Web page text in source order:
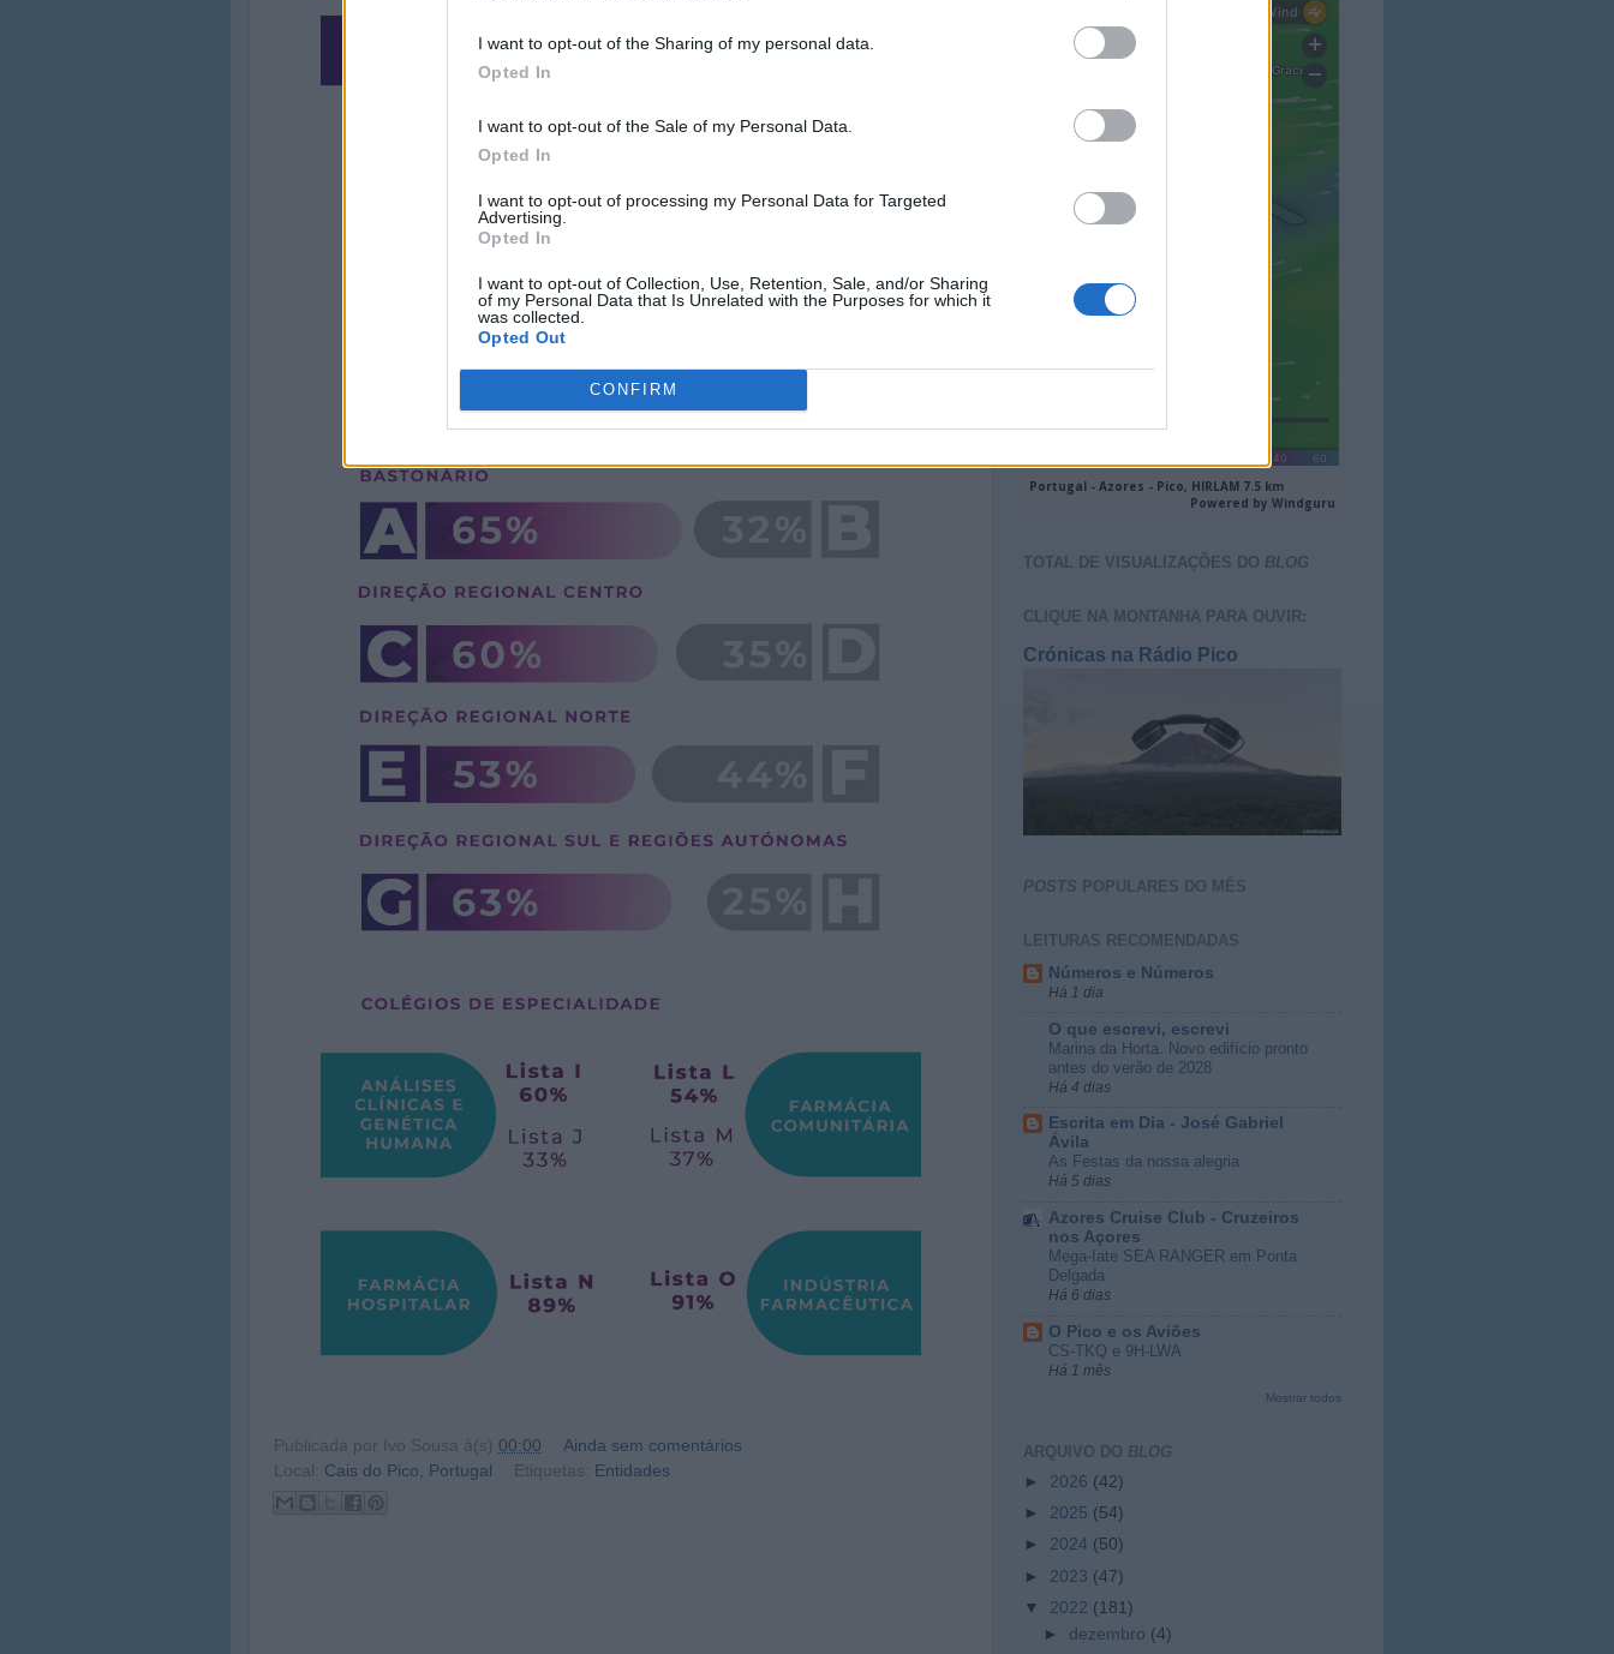
I want to opt-out of the Sharing of my personal data.
Opted In
I want to opt-out of the Sale of my Personal Data.
Opted In
I want to opt-out of processing my Personal Data for Targeted
Advertising.
Opted In
I want to opt-out of Collection, Use, Retention, Sale, and/or Sharing
of my Personal Data that Is Unrelated with the Purposes for which it
was collected.
Opted Out
CONFIRM
Publicada por Ivo Sousa à(s) 00:00
Ainda sem comentários
Local: Cais do Pico, Portugal Etiquetas: Entidades
TOTAL DE VISUALIZAÇÕES DO BLOG
CLIQUE NA MONTANHA PARA OUVIR:
Crónicas na Rádio Pico
POSTS POPULARES DO MÊS
LEITURAS RECOMENDADAS
Números e Números
Há 1 dia
O que escrevi, escrevi
Marina da Horta. Novo edifício pronto
antes do verão de 2028
Há 4 dias
Escrita em Dia - José Gabriel
Ávila
As Festas da nossa alegria
Há 5 dias
Azores Cruise Club - Cruzeiros
nos Açores
Mega-Iate SEA RANGER em Ponta
Delgada
Há 6 dias
O Pico e os Aviões
CS-TKQ e 9H-LWA
Há 1 mês
Mostrar todos
ARQUIVO DO BLOG
► 2026 (42)
► 2025 (54)
► 2024 (50)
► 2023 (47)
▼ 2022 (181)
► dezembro (4)